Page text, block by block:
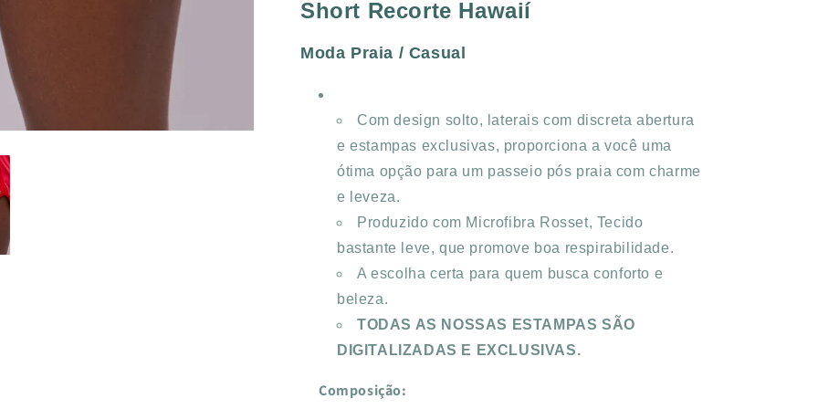
RED
RED
Short Recorte Hawaií
Moda Praia / Casual
Com design solto, laterais com discreta abertura
e estampas exclusivas, proporciona a você uma
ótima opção para um passeio pós praia com charme
e leveza.
Produzido com Microfibra Rosset, Tecido
bastante leve, que promove boa respirabilidade.
A escolha certa para quem busca conforto e
beleza.
TODAS AS NOSSAS ESTAMPAS SÃO
DIGITALIZADAS E EXCLUSIVAS.
Composição: